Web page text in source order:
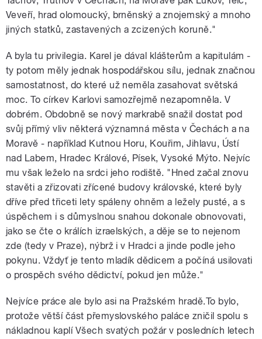
Veveří, hrad olomoucký, brněnský a znojemský a mnoho
jiných statků, zastavených a zcizených koruně."
A byla tu privilegia. Karel je dával klášterům a kapitulám -
ty potom měly jednak hospodářskou sílu, jednak značnou
samostatnost, do které už neměla zasahovat světská
moc. To církev Karlovi samozřejmě nezapomněla. V
dobrém. Obdobně se nový markrabě snažil dostat pod
svůj přímý vliv některá významná města v Čechách a na
Moravě - například Kutnou Horu, Kouřim, Jihlavu, Ústí
nad Labem, Hradec Králové, Písek, Vysoké Mýto. Nejvíc
mu však leželo na srdci jeho rodiště. "Hned začal znovu
stavěti a zřizovati zřícené budovy královské, které byly
dříve před třiceti lety spáleny ohněm a ležely pusté, a s
úspěchem i s důmyslnou snahou dokonale obnovovati,
jako se čte o králích izraelských, a děje se to nejenom
zde (tedy v Praze), nýbrž i v Hradci a jinde podle jeho
pokynu. Vždyť je tento mladík dědicem a počíná usilovati
o prospěch svého dědictví, pokud jen může."
Nejvíce práce ale bylo asi na Pražském hradě.To bylo,
protože větší část přemyslovského paláce zničil spolu s
nákladnou kaplí Všech svatých požár v posledních letech